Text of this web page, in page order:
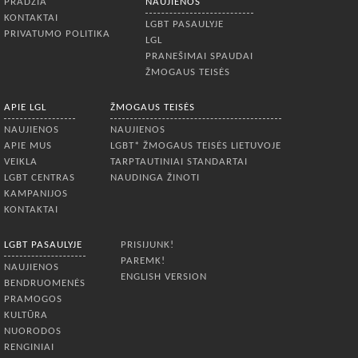
nepriimtina. Lietuvos psichologų
sąjunga pripažįsta, kad mes gyvename
sudėtingoje socialinėje aplinkoje,
KONTAKTAI
PRIVATUMO POLITIKA
LGBT PASAULYJE
LGL
PRANEŠIMAI SPAUDAI
ŽMOGAUS TEISĖS
APIE LGL
NAUJIENOS
APIE MUS
VEIKLA
LGBT CENTRAS
KAMPANIJOS
KONTAKTAI
ŽMOGAUS TEISĖS
NAUJIENOS
LGBT* ŽMOGAUS TEISĖS LIETUVOJE
TARPTAUTINIAI STANDARTAI
NAUDINGA ŽINOTI
LGBT PASAULYJE
NAUJIENOS
BENDRUOMENĖS
PRAMOGOS
KULTŪRA
NUORODOS
RENGINIAI
PRISIJUNK!
PAREMK!
ENGLISH VERSION